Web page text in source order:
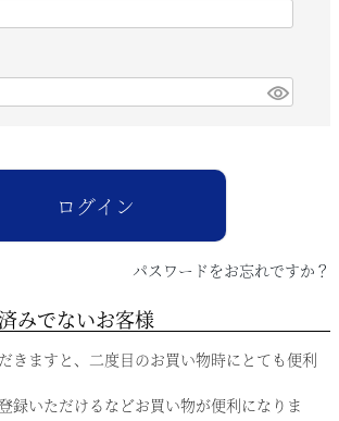
)
ログイン
パスワードをお忘れですか？
みでないお客様
きますと、二度目のお買い物時にとても便利
録いただけるなどお買い物が便利になりま